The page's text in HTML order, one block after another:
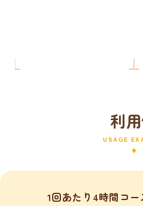
利
USAGE
1回あたり4時間コ